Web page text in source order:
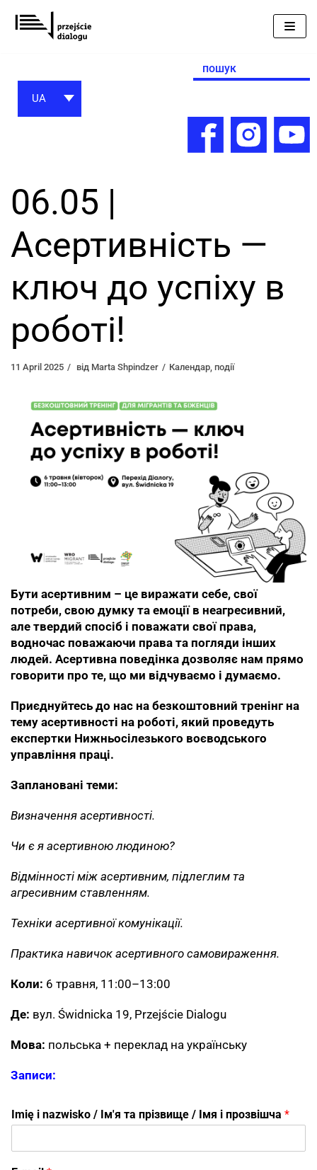
Перейти
до
Search
for:
UA
06.05 |
Асертивність —
ключ до успіху в
роботі!
11 April 2025 від Marta Shpindzer Календар події
Бути асертивним – це виражати себе, свої
потреби, свою думку та емоції в неагресивний,
але твердий спосіб і поважати свої права,
водночас поважаючи права та погляди інших
людей. Асертивна поведінка дозволяє нам прямо
говорити про те, що ми відчуваємо і думаємо.
Приєднуйтесь до нас на безкоштовний тренінг на
тему асертивності на роботі, який проведуть
експертки Нижньосілезького воєводського
управління праці.
Заплановані теми:
Визначення асертивності.
Чи є я асертивною людиною?
Відмінності між асертивним, підлеглим та
агресивним ставленням.
Техніки асертивної комунікації.
Практика навичок асертивного самовираження.
Коли: 6 травня, 11:00–13:00
Де: вул. Świdnicka 19, Przejście Dialogu
Мова: польська + переклад на українську
Записи:
Imię i nazwisko / Ім'я та прізвище / Імя і прозвішча *